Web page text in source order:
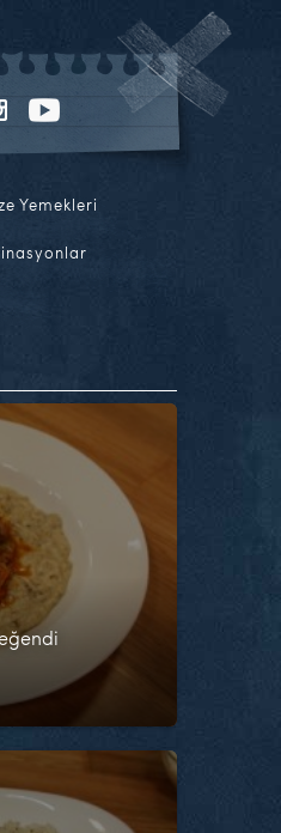
Yemekleri